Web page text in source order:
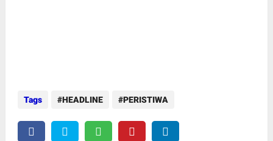
Tags HEADLINE PERISTIWA